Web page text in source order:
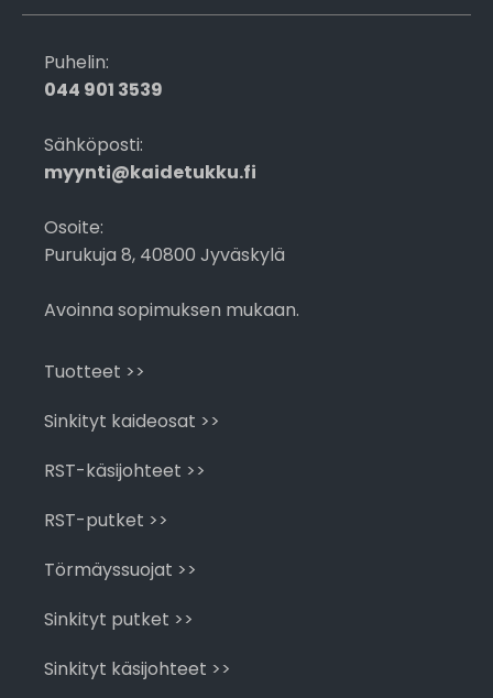
Puhelin:
044 901 3539
Sähköposti:
myynti@kaidetukku.fi
Osoite:
Purukuja 8, 40800 Jyväskylä
Avoinna sopimuksen mukaan.
Tuotteet >>
Sinkityt kaideosat >>
RST-käsijohteet >>
RST-putket >>
Törmäyssuojat >>
Sinkityt putket >>
Sinkityt käsijohteet >>